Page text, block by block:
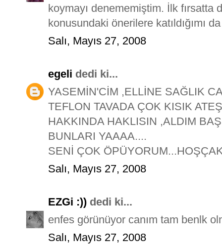
koymayı denememiştim. İlk fırsatta
konusundaki önerilere katıldığımı
Salı, Mayıs 27, 2008
egeli dedi ki...
YASEMİN'CİM ,ELLİNE SAĞLIK
TEFLON TAVADA ÇOK KISIK
HAKKINDA HAKLISIN ,ALDIM
BUNLARI YAAAA....
SENİ ÇOK
Salı, Mayıs 27, 2008
EZGi :)) dedi ki...
enfes görünüyor canım tam benlk
Salı, Mayıs 27, 2008